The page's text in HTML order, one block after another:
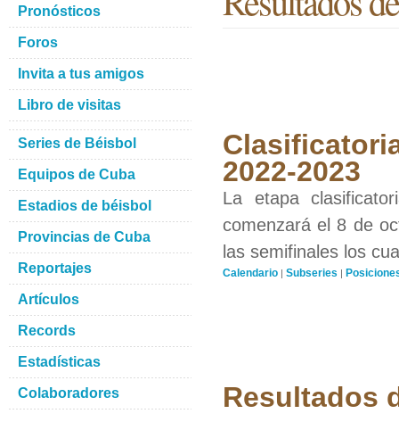
2022-2023
La etapa
comenzará el 8 de
las semifinales los
Calendario | Subseries |
Resultados
Pronósticos
Foros
Invita a tus amigos
Libro de visitas
Series de Béisbol
Equipos de Cuba
Estadios de béisbol
Provincias de Cuba
Reportajes
Artículos
Records
Estadísticas
Colaboradores